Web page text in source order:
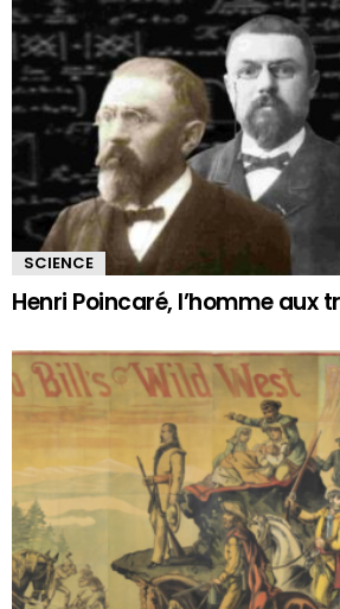
SCIENCE
Henri Poincaré, l’homme aux